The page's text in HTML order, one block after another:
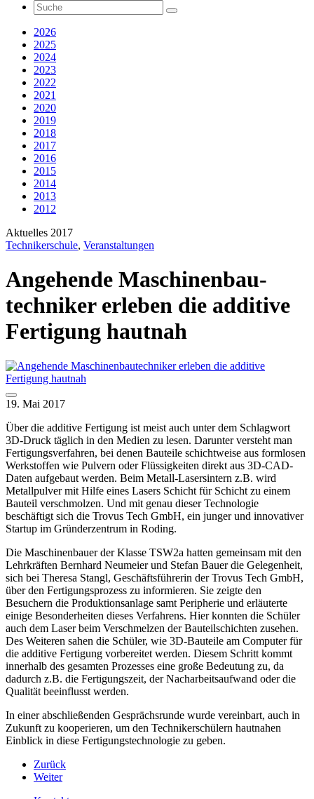
2026
2025
2024
2023
2022
2021
2020
2019
2018
2017
2016
2015
2014
2013
2012
Aktuelles 2017
Technikerschule, Veranstaltungen
Angehende Maschinenbau­
techniker erleben die additive
Fertigung hautnah
19. Mai 2017
Über die additive Fertigung ist meist auch unter dem Schlagwort
3D-Druck täglich in den Medien zu lesen. Darunter versteht man
Fertigungsverfahren, bei denen Bauteile schichtweise aus formlosen
Werkstoffen wie Pulvern oder Flüssigkeiten direkt aus 3D-CAD-
Daten aufgebaut werden. Beim Metall-Lasersintern z.B. wird
Metallpulver mit Hilfe eines Lasers Schicht für Schicht zu einem
Bauteil verschmolzen. Und mit genau dieser Technologie
beschäftigt sich die Trovus Tech GmbH, ein junger und innovativer
Startup im Gründerzentrum in Roding.
Die Maschinenbauer der Klasse TSW2a hatten gemeinsam mit den
Lehrkräften Bernhard Neumeier und Stefan Bauer die Gelegenheit,
sich bei Theresa Stangl, Geschäftsführerin der Trovus Tech GmbH,
über den Fertigungsprozess zu informieren. Sie zeigte den
Besuchern die Produktionsanlage samt Peripherie und erläuterte
einige Besonderheiten dieses Verfahrens. Hier konnten die Schüler
auch dem Laser beim Verschmelzen der Bauteilschichten zusehen.
Des Weiteren sahen die Schüler, wie 3D-Bauteile am Computer für
die additive Fertigung vorbereitet werden. Diesem Schritt kommt
innerhalb des gesamten Prozesses eine große Bedeutung zu, da
dadurch z.B. die Fertigungszeit, der Nacharbeitsaufwand oder die
Qualität beeinflusst werden.
In einer abschließenden Gesprächsrunde wurde vereinbart, auch in
Zukunft zu kooperieren, um den Technikerschülern hautnahen
Einblick in diese Fertigungstechnologie zu geben.
Zurück
Weiter